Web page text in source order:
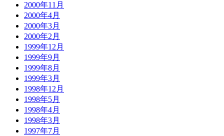
2000年11月
2000年4月
2000年3月
2000年2月
1999年12月
1999年9月
1999年8月
1999年3月
1998年12月
1998年5月
1998年4月
1998年3月
1997年7月